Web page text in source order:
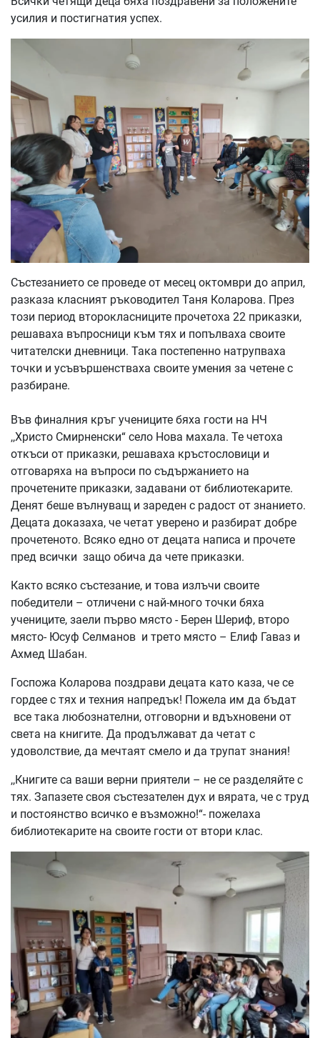
усилия и постигнатия успех.
Състезанието се проведе от месец октомври до април,
разказа класният ръководител Таня Коларова. През
този период второкласниците прочетоха 22 приказки,
решаваха въпросници към тях и попълваха своите
читателски дневници. Така постепенно натрупваха
точки и усъвършенстваха своите умения за четене с
разбиране.
Във финалния кръг учениците бяха гости на НЧ
,,Христо Смирненски“ село Нова махала. Те четоха
откъси от приказки, решаваха кръстословици и
отговаряха на въпроси по съдържанието на
прочетените приказки, задавани от библиотекарите.
Денят беше вълнуващ и зареден с радост от знанието.
Децата доказаха, че четат уверено и разбират добре
прочетеното. Всяко едно от децата написа и прочете
пред всички защо обича да чете приказки.
Както всяко състезание, и това излъчи своите
победители – отличени с най-много точки бяха
учениците, заели първо място - Берен Шериф, второ
място- Юсуф Селманов и трето място – Елиф Гаваз и
Ахмед Шабан.
Госпожа Коларова поздрави децата като каза, че се
гордее с тях и техния напредък! Пожела им да бъдат
все така любознателни, отговорни и вдъхновени от
света на книгите. Да продължават да четат с
удоволствие, да мечтаят смело и да трупат знания!
,,Книгите са ваши верни приятели – не се разделяйте с
тях. Запазете своя състезателен дух и вярата, че с труд
и постоянство всичко е възможно!“- пожелаха
библиотекарите на своите гости от втори клас.